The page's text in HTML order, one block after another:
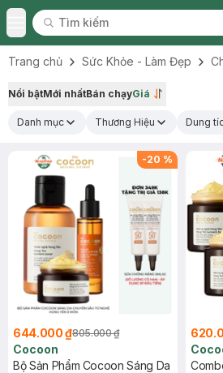
Toggle Menu
Tìm kiếm
Tìm kiếm
Trang chủ Sức Khỏe - Làm Đẹp
Nổi bậtMới nhấtBán chạyGiá
Danh mục Thương Hiệu Dung
-20 %
644.000 ₫805.000 ₫
Cocoon
Bộ Sản Phẩm Cocoon Sáng Da